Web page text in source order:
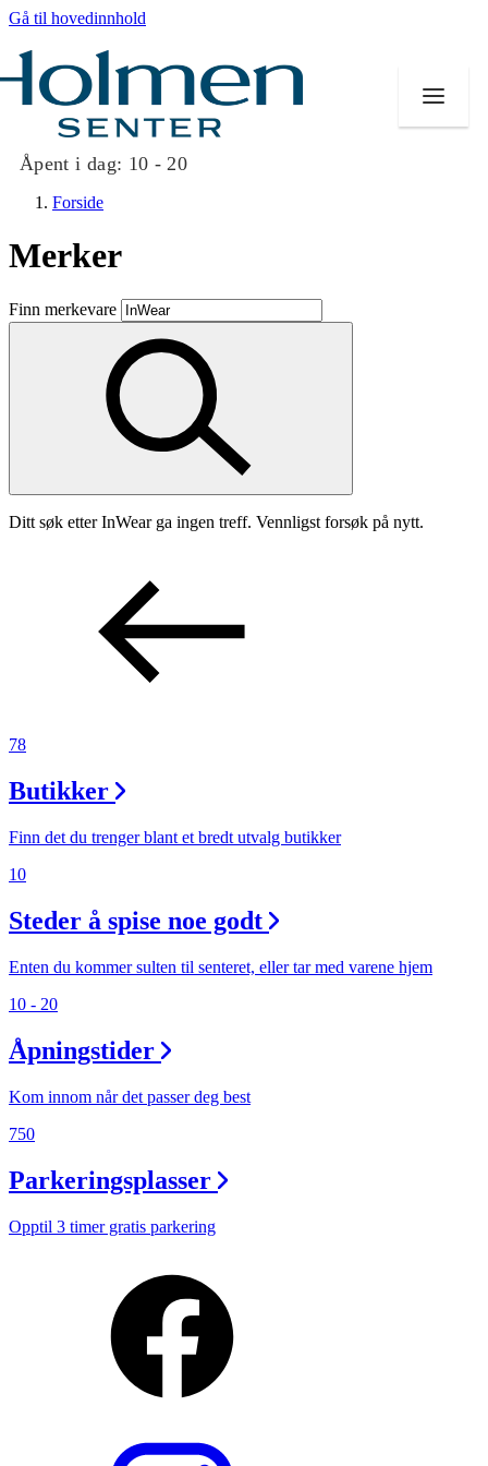
Gå til hovedinnhold
Åpent i dag: 10 - 20
Butikker
Mat og drikke
Aktiviteter
Inspirasjon
Ledige stillinger
Magasin
Finn frem
Forside
Merker
Finn merkevare
Ditt søk etter InWear ga ingen treff. Vennligst forsøk på nytt.
78
Butikker
Finn det du trenger blant et bredt utvalg butikker
10
Steder å spise noe godt
Enten du kommer sulten til senteret, eller tar med varene hjem
10 - 20
Åpningstider
Kom innom når det passer deg best
750
Parkeringsplasser
Opptil 3 timer gratis parkering